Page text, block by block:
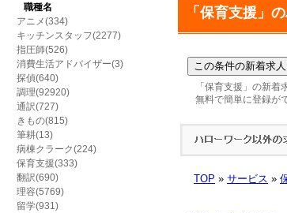
職種名
アニメ(334)
キッチンスタッフ(2277)
指圧師(526)
消費生活アドバイザー(3)
探偵(640)
調理(92920)
通訳(727)
きもの(815)
筆耕(13)
病棟クラーク(224)
保育支援(333)
翻訳(690)
理容(5769)
留学(931)
「保育支援」
「保育支援」の新着
無料で簡単に登録が
TOP » サービス »